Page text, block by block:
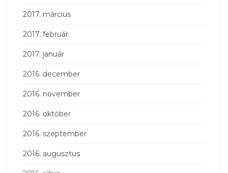
2017. március
2017. február
2017. január
2016. december
2016. november
2016. október
2016. szeptember
2016. augusztus